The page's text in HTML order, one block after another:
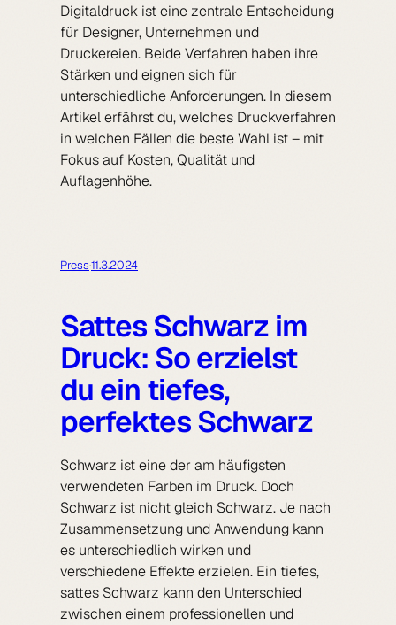
Digitaldruck ist eine zentrale Entscheidung
für Designer, Unternehmen und
Druckereien. Beide Verfahren haben ihre
Stärken und eignen sich für
unterschiedliche Anforderungen. In diesem
Artikel erfährst du, welches Druckverfahren
in welchen Fällen die beste Wahl ist – mit
Fokus auf Kosten, Qualität und
Auflagenhöhe.
Press·11.3.2024
Sattes Schwarz im
Druck: So erzielst
du ein tiefes,
perfektes Schwarz
Schwarz ist eine der am häufigsten
verwendeten Farben im Druck. Doch
Schwarz ist nicht gleich Schwarz. Je nach
Zusammensetzung und Anwendung kann
es unterschiedlich wirken und
verschiedene Effekte erzielen. Ein tiefes,
sattes Schwarz kann den Unterschied
zwischen einem professionellen und